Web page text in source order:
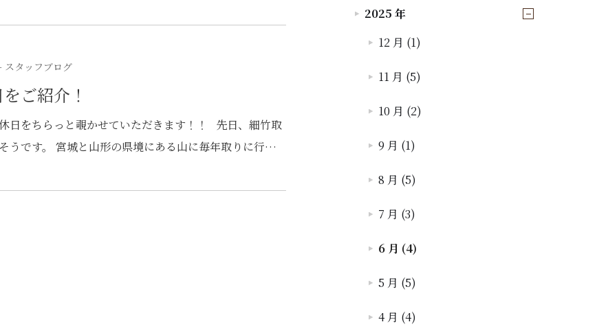
て確認していきます。 その場で直せるものは大工さん
スタッフブログ
ご紹介！
日をちらっと覗かせていただきます！！ 先日、細竹取
うです。 宮城と山形の県境にある山に毎年取りに行っ
きました！ 細竹は、急な斜面に生えるので取るのがな
2025 年
12 月 (1)
11 月 (5)
10 月 (2)
9 月 (1)
8 月 (5)
7 月 (3)
6 月 (4)
5 月 (5)
4 月 (4)